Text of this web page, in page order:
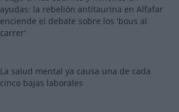
ayudas: la rebelión antitaurina en Alfafar
enciende el debate sobre los 'bous al
carrer'
La salud mental ya causa una de cada
cinco bajas laborales